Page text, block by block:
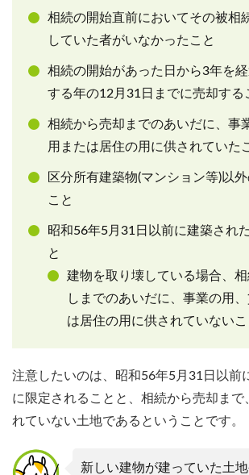
相続の開始直前においてその被相
していた者がいなかったこと
相続の開始があった日から3年を
する年の12月31日までに売却する
相続から売却までのあいだに、事
用または居住の用に供されていた
区分所有建築物(マンション等)以
こと
昭和56年5月31日以前に建築され
と
建物を取り壊している場合、
しまでのあいだに、事業の用
は居住の用に供されていないこ
注意したいのは、昭和56年5月31日以前
に限定されることと、相続から売却まで
れていない土地であるということです。
新しい建物が建っていた土